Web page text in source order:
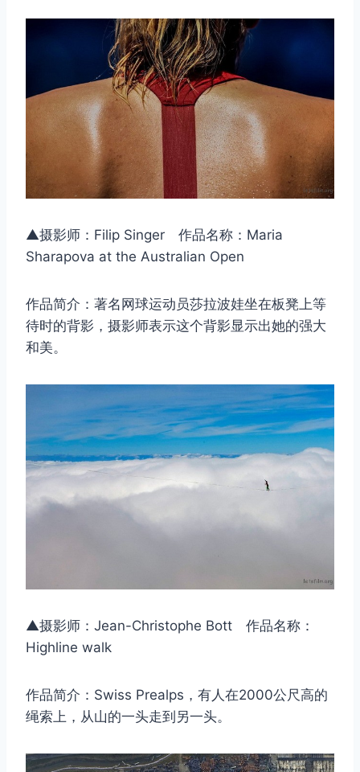
▲摄影师：Filip Singer 作品名称：Maria
Sharapova at the Australian Open
作品简介：著名网球运动员莎拉波娃坐在板凳上等
待时的背影，摄影师表示这个背影显示出她的强大
和美。
▲摄影师：Jean-Christophe Bott 作品名称：
Highline walk
作品简介：Swiss Prealps，有人在2000公尺高的
绳索上，从山的一头走到另一头。